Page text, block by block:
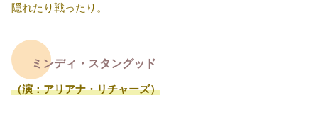
隠れたり戦ったり。
ミンディ・スタングッド
（演：アリアナ・リチャーズ）